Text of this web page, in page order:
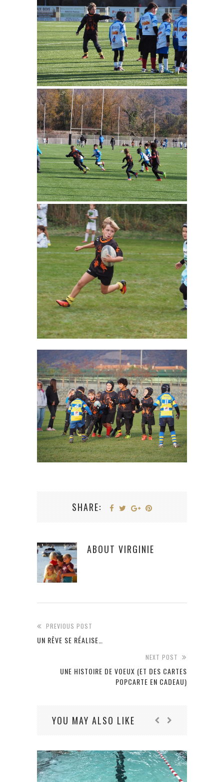
SHARE:
ABOUT VIRGINIE
PREVIOUS POST
UN RÊVE SE RÉALISE…
NEXT POST
UNE HISTOIRE DE VOEUX (ET DES CARTES
POPCARTE EN CADEAU)
YOU MAY ALSO LIKE